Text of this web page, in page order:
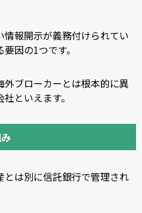
報開示が義務付けられてい
因の1つです。
ブローカーとは根本的に異
といえます。
は別に信託銀行で管理され